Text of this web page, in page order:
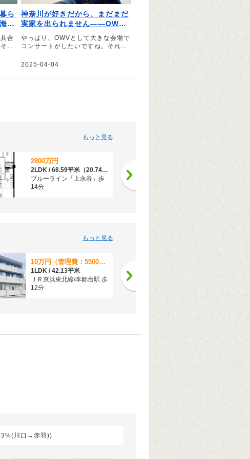
ら
へ
の
合
う
な
い
神奈川が好きだから、まだまだ
実家を出られません――OWV
浦野秀太の地元愛
やっぱり、OWVとして大きな会場で
コンサートがしたいですね。それこ
――。そう話すのは、4人組ボーイ
野秀太さん。いまだに実家を出られ
2025-04-04
もっと見る
2800万円
2LDK / 68.59平米（20.74坪）（壁芯）
ブルーライン「上永谷」歩
14分
もっと見る
10万円（管理費：5500円）
1LDK / 42.13平米
ＪＲ京浜東北線/本郷台駅 歩
12分
川口→赤羽))